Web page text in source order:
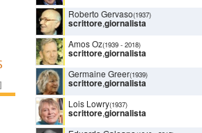
]
Roberto Gervaso(1937)
scrittore,giornalista
Amos Oz(1939 - 2018)
scrittore,giornalista
Germaine Greer(1939)
scrittore,giornalista
Lois Lowry(1937)
scrittore,giornalista